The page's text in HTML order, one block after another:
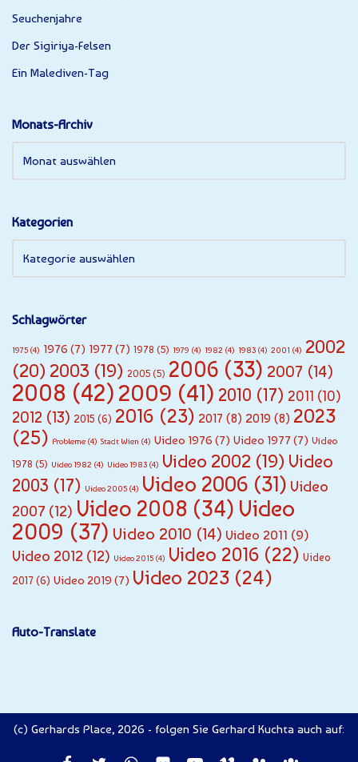
Seuchenjahre
Der Sigiriya-Felsen
Ein Malediven-Tag
Monats-Archiv
Kategorien
Schlagwörter
1975 (4) 1976 (7) 1977 (7) 1978 (5) 1979 (4) 1982 (4) 1983 (4) 2001 (4) 2002
(20) 2003 (19) 2005 (5) 2006 (33) 2007 (14)
2008 (42) 2009 (41) 2010 (17) 2011 (10)
2012 (13) 2015 (6) 2016 (23) 2017 (8) 2019 (8) 2023
(25) Probleme (4) Stadt Wien (4) Video 1976 (7) Video 1977 (7) Video
1978 (5) Video 1982 (4) Video 1983 (4) Video 2002 (19) Video
2003 (17) Video 2005 (4) Video 2006 (31) Video
2007 (12) Video 2008 (34) Video
2009 (37) Video 2010 (14) Video 2011 (9)
Video 2012 (12) Video 2015 (4) Video 2016 (22) Video
2017 (6) Video 2019 (7) Video 2023 (24)
Auto-Translate
(c) Gerhards Place, 2026 - folgen Sie Gerhard Kuchta auch auf: